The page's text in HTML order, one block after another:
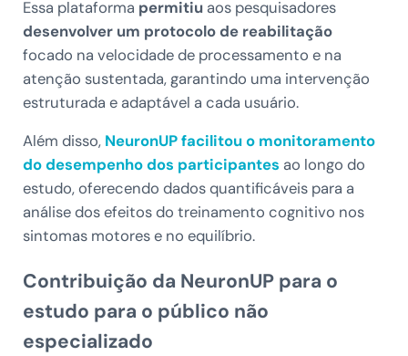
Essa plataforma permitiuaos pesquisadores
desenvolver um protocolo de reabilitação
focado na velocidade de processamento e na
atenção sustentada, garantindo uma intervenção
estruturada e adaptável a cada usuário.
Além disso, NeuronUP facilitou o monitoramento
do desempenho dos participantes ao longo do
estudo, oferecendo dados quantificáveis para a
análise dos efeitos do treinamento cognitivo nos
sintomas motores e no equilíbrio.
Contribuição da NeuronUP para o
estudo para o público não
especializado